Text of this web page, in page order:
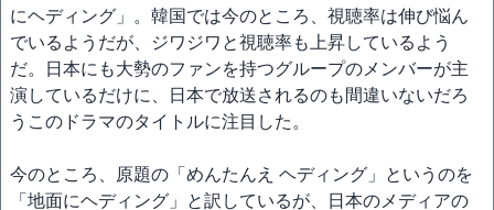
にヘディング」。韓国では今のところ、視聴率は伸び悩ん
でいるようだが、ジワジワと視聴率も上昇しているよう
だ。日本にも大勢のファンを持つグループのメンバーが主
演しているだけに、日本で放送されるのも間違いないだろ
うこのドラマのタイトルに注目した。
今のところ、原題の「めんたんえ ヘディング」というのを
「地面にヘディング」と訳しているが、日本のメディアの